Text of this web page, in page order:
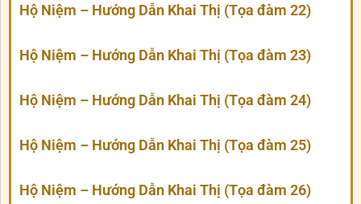
Hộ Niệm – Hướng Dẫn Khai Thị (Tọa đàm 22)
Hộ Niệm – Hướng Dẫn Khai Thị (Tọa đàm 23)
Hộ Niệm – Hướng Dẫn Khai Thị (Tọa đàm 24)
Hộ Niệm – Hướng Dẫn Khai Thị (Tọa đàm 25)
Hộ Niệm – Hướng Dẫn Khai Thị (Tọa đàm 26)